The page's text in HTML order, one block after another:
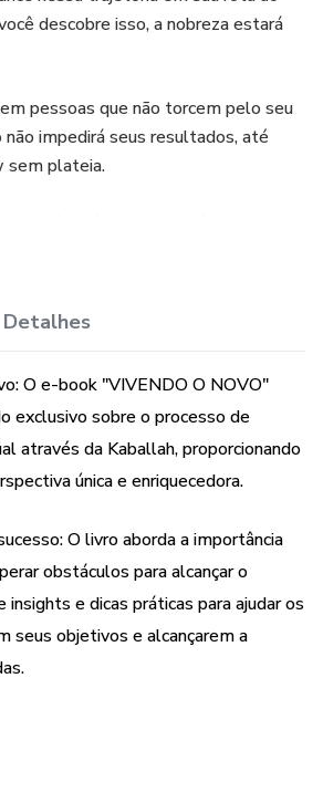
descobre isso, a nobreza estará
pessoas que não torcem pelo seu
não impedirá seus resultados, até
sem plateia.
nem recue diante do que não te
mãos. Vamos juntos VIVER O
Detalhes
O e-book "VIVENDO O NOVO"
exclusivo sobre o processo de
através da Kaballah, proporcionando
única e enriquecedora.
O livro aborda a importância
obstáculos para alcançar o
insights e dicas práticas para ajudar os
seus objetivos e alcançarem a
não se limitarem ou recuarem diante